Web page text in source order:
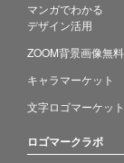
マンガでわかる
デザイン活用
ZOOM背景画像無
キャラマーケット
文字ロゴマーケット
ロゴマークラボ